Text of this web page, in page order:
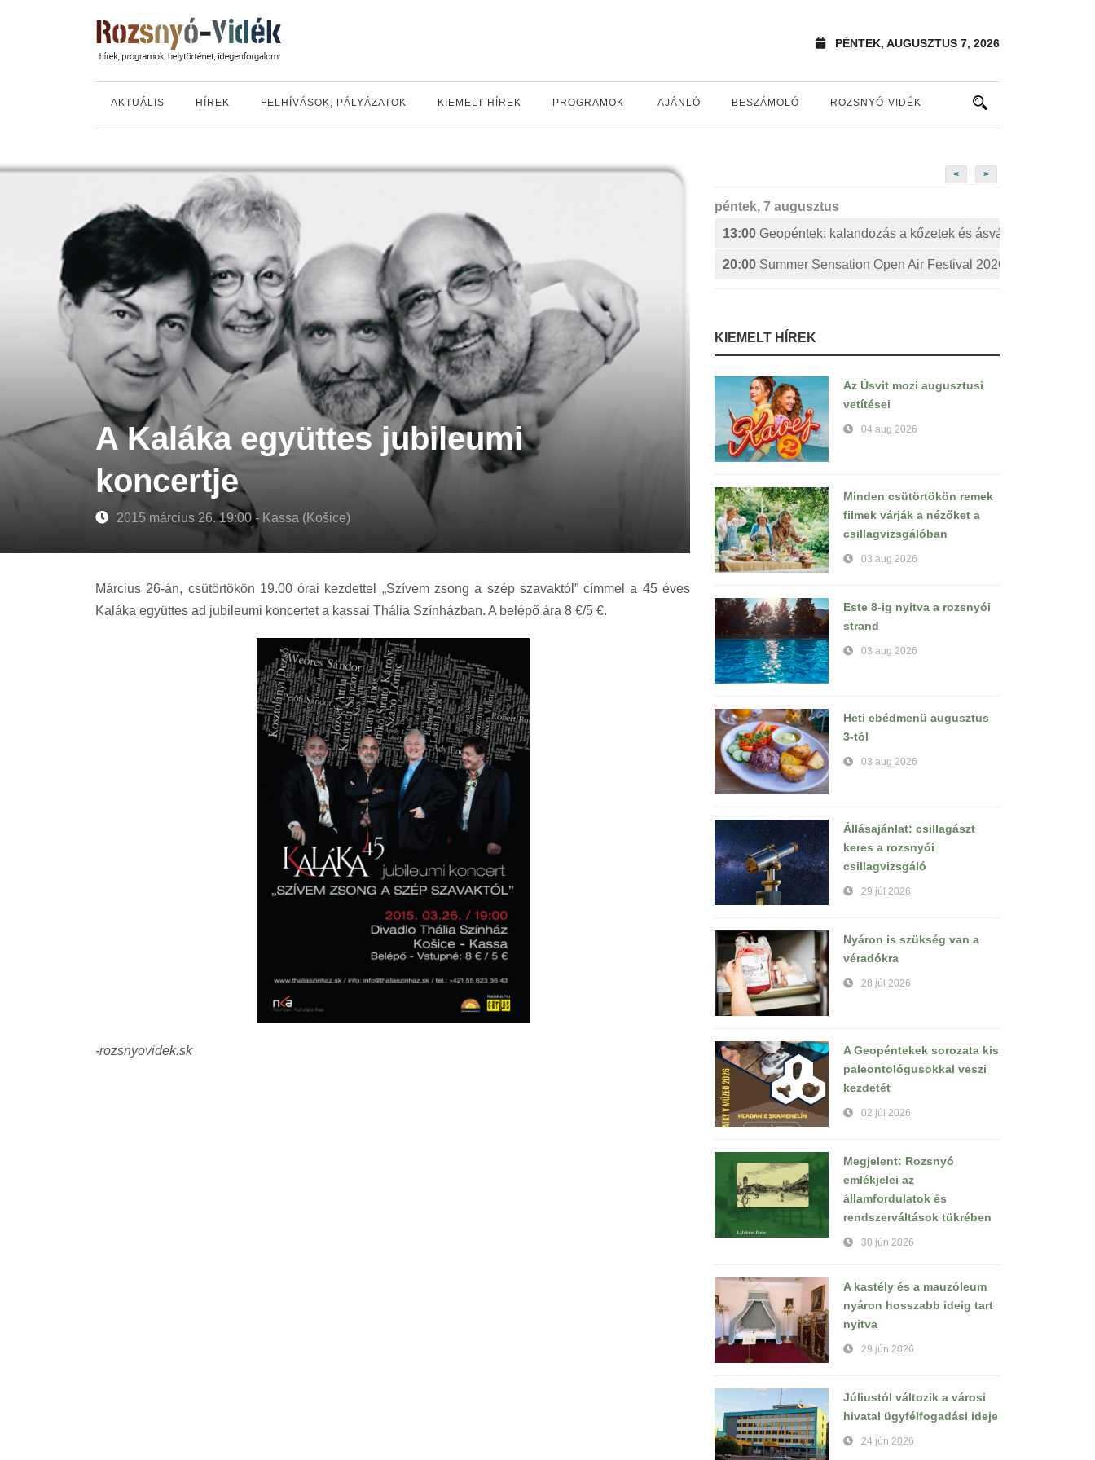
PÉNTEK, AUGUSZTUS 7, 2026
AKTUÁLIS HÍREK FELHÍVÁSOK, PÁLYÁZATOK KIEMELT HÍREK PROGRAMOK AJÁNLÓ BESZÁMOLÓ ROZSNYÓ-VIDÉK
A Kaláka együttes jubileumi
koncertje
2015 március 26. 19:00 - Kassa (Košice)
Március 26-án, csütörtökön 19.00 órai kezdettel „Szívem zsong a szép szavaktól” címmel a 45 éves
Kaláka együttes ad jubileumi koncertet a kassai Thália Színházban. A belépő ára 8 €/5 €.
-rozsnyovidek.sk
< >
péntek, 7 augusztus
13:00 Geopéntek: kalandozás a kőzetek és ásványok izgalmas
20:00 Summer Sensation Open Air Festival 2026:
KIEMELT HÍREK
Az Úsvit mozi augusztusi
vetítései
04 aug 2026
Minden csütörtökön remek
filmek várják a nézőket a
csillagvizsgálóban
03 aug 2026
Este 8-ig nyitva a rozsnyói
strand
03 aug 2026
Heti ebédmenü augusztus
3-tól
03 aug 2026
Állásajánlat: csillagászt
keres a rozsnyói
csillagvizsgáló
29 júl 2026
Nyáron is szükség van a
véradókra
28 júl 2026
A Geopéntekek sorozata kis
paleontológusokkal veszi
kezdetét
02 júl 2026
Megjelent: Rozsnyó
emlékjelei az
államfordulatok és
rendszerváltások tükrében
30 jún 2026
A kastély és a mauzóleum
nyáron hosszabb ideig tart
nyitva
29 jún 2026
Júliustól változik a városi
hivatal ügyfélfogadási ideje
24 jún 2026